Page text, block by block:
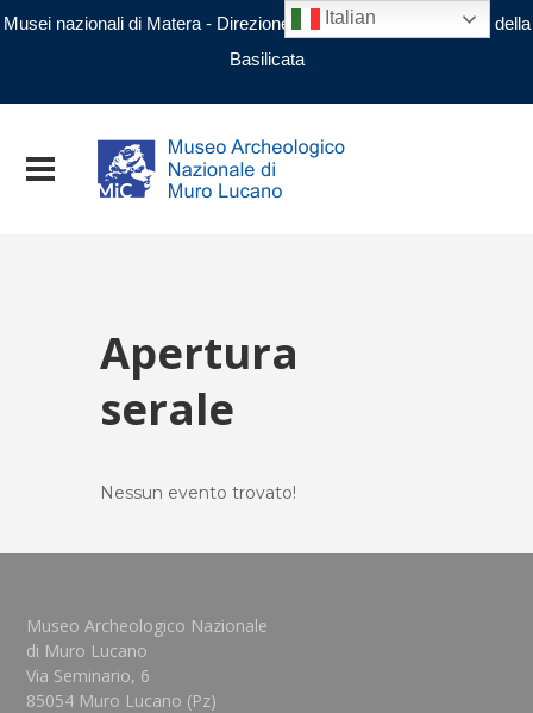
Musei nazionali di Matera - Direzione regionale Musei nazionali della
Basilicata
Apertura
serale
Nessun evento trovato!
Museo Archeologico Nazionale
di Muro Lucano
Via Seminario, 6
85054 Muro Lucano (Pz)
Italian